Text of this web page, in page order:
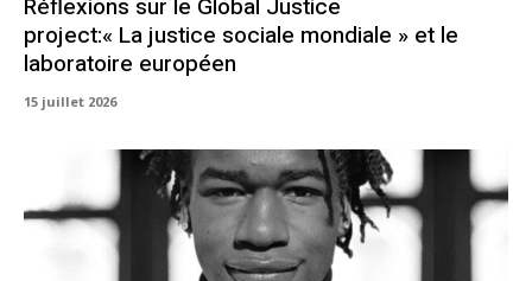
Réflexions sur le Global Justice
project:« La justice sociale mondiale » et le
laboratoire européen
15 juillet 2026